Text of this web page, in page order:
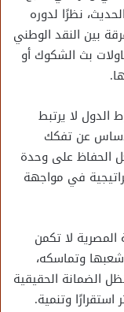
نظرًا لدوره
بين النقد الوطني
بث الشكوك أو
الدول لا يرتبط
عن تفكك
الحفاظ على وحدة
في مواجهة
المصرية لا تكمن
وتماسكه،
الضمانة الحقيقية
وتنمية.